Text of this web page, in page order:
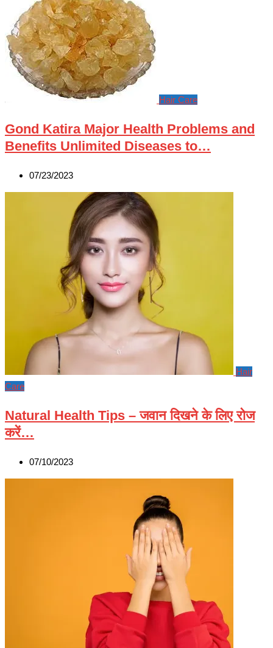
Hair Care
Gond Katira Major Health Problems and
Benefits Unlimited Diseases to…
07/23/2023
Hair
Care
Natural Health Tips – जवान दिखने के लिए रोज
करें…
07/10/2023